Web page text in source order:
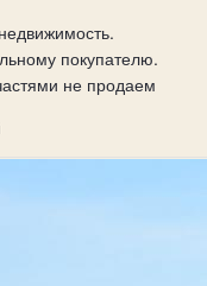
покупателю.
не продаем